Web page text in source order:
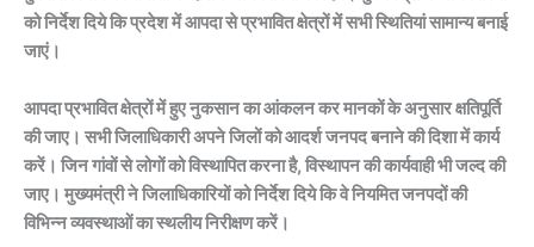
को निर्देश दिये कि प्रदेश में आपदा से प्रभावित क्षेत्रों में सभी स्थितियां सामान्य बनाई
जाएं।
आपदा प्रभावित क्षेत्रों में हुए नुकसान का आंकलन कर मानकों के अनुसार क्षतिपूर्ति
की जाए। सभी जिलाधिकारी अपने जिलों को आदर्श जनपद बनाने की दिशा में कार्य
करें। जिन गांवों से लोगों को विस्थापित करना है, विस्थापन की कार्यवाही भी जल्द की
जाए। मुख्यमंत्री ने जिलाधिकारियों को निर्देश दिये कि वे नियमित जनपदों की
विभिन्न व्यवस्थाओं का स्थलीय निरीक्षण करें।